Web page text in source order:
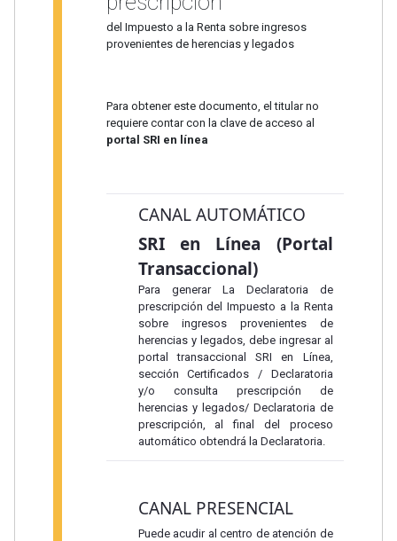
del Impuesto a la Renta sobre ingresos
provenientes de herencias y legados
Para obtener este documento, el titular no
requiere contar con la clave de acceso al
portal SRI en línea
CANAL AUTOMÁTICO
SRI en Línea (Portal
Transaccional)
Para generar La Declaratoria de
prescripción del Impuesto a la Renta
sobre ingresos provenientes de
herencias y legados, debe ingresar al
portal transaccional SRI en Línea,
sección Certificados / Declaratoria
y/o consulta prescripción de
herencias y legados/ Declaratoria de
prescripción, al final del proceso
automático obtendrá la Declaratoria.
CANAL PRESENCIAL
Puede acudir al centro de atención de